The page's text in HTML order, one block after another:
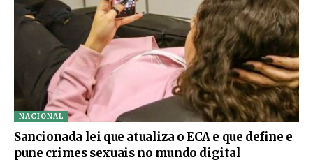
NACIONAL
Sancionada lei que atualiza o ECA e que define e
pune crimes sexuais no mundo digital